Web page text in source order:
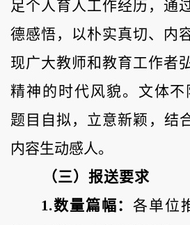
足个人育人工作经历， 通
德感悟，以朴实真切、内
现广大教师和教育工作者
精神的时代风貌。文体不
题目自拟，立意新颖，结
内容生动感人。
（三）报送要求
1.数量篇幅：各单位